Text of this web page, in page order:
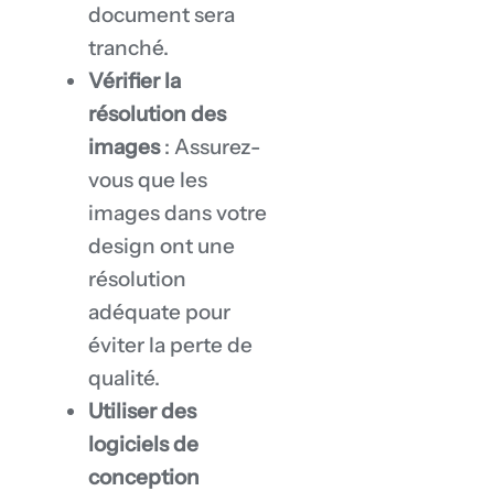
document sera
tranché.
Vérifier la
résolution des
images: Assurez-
vous que les
images dans votre
design ont une
résolution
adéquate pour
éviter la perte de
qualité.
Utiliser des
logiciels de
conception